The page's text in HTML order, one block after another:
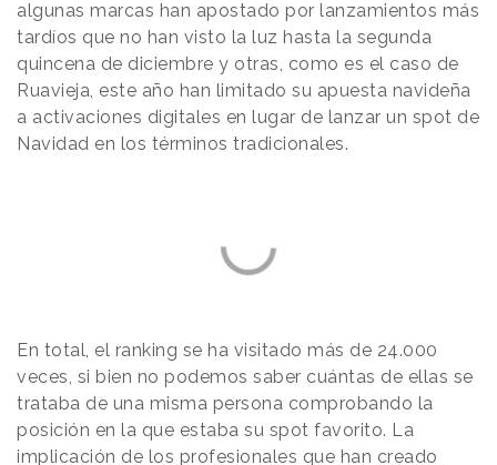
algunas marcas han apostado por lanzamientos más
tardíos que no han visto la luz hasta la segunda
quincena de diciembre y otras, como es el caso de
Ruavieja, este año han limitado su apuesta navideña
a activaciones digitales en lugar de lanzar un spot de
Navidad en los términos tradicionales.
En total, el ranking se ha visitado más de 24.000
veces, si bien no podemos saber cuántas de ellas se
trataba de una misma persona comprobando la
posición en la que estaba su spot favorito. La
implicación de los profesionales que han creado